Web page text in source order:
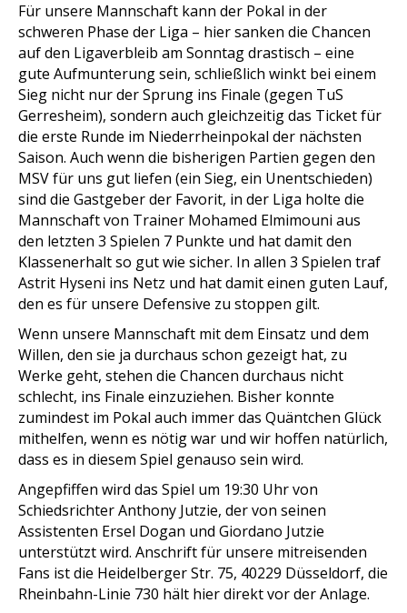
Für unsere Mannschaft kann der Pokal in der
schweren Phase der Liga – hier sanken die Chancen
auf den Ligaverbleib am Sonntag drastisch – eine
gute Aufmunterung sein, schließlich winkt bei einem
Sieg nicht nur der Sprung ins Finale (gegen TuS
Gerresheim), sondern auch gleichzeitig das Ticket für
die erste Runde im Niederrheinpokal der nächsten
Saison. Auch wenn die bisherigen Partien gegen den
MSV für uns gut liefen (ein Sieg, ein Unentschieden)
sind die Gastgeber der Favorit, in der Liga holte die
Mannschaft von Trainer Mohamed Elmimouni aus
den letzten 3 Spielen 7 Punkte und hat damit den
Klassenerhalt so gut wie sicher. In allen 3 Spielen traf
Astrit Hyseni ins Netz und hat damit einen guten Lauf,
den es für unsere Defensive zu stoppen gilt.
Wenn unsere Mannschaft mit dem Einsatz und dem
Willen, den sie ja durchaus schon gezeigt hat, zu
Werke geht, stehen die Chancen durchaus nicht
schlecht, ins Finale einzuziehen. Bisher konnte
zumindest im Pokal auch immer das Quäntchen Glück
mithelfen, wenn es nötig war und wir hoffen natürlich,
dass es in diesem Spiel genauso sein wird.
Angepfiffen wird das Spiel um 19:30 Uhr von
Schiedsrichter Anthony Jutzie, der von seinen
Assistenten Ersel Dogan und Giordano Jutzie
unterstützt wird. Anschrift für unsere mitreisenden
Fans ist die Heidelberger Str. 75, 40229 Düsseldorf, die
Rheinbahn-Linie 730 hält hier direkt vor der Anlage.